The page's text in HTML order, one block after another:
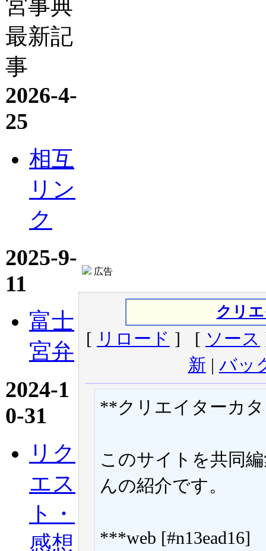
宮事典
最新記
事
2026-4-
25
相互
リン
ク
2025-9-
11
富士
宮弁
2024-1
0-31
リク
エス
ト・
感想
広告
クリ
[ リロード ] [ ソース
新 | バッ
**クリエイターカタ
このサイトを共同
んの紹介です。
***web [#n13ead16]